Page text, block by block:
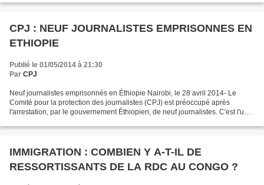
CPJ : NEUF JOURNALISTES EMPRISONNES EN
ETHIOPIE
Publié le 01/05/2014 à 21:30
Par CPJ
Neuf journalistes emprisonnés en Éthiopie Nairobi, le 28 avril 2014- Le
Comité pour la protection des journalistes (CPJ) est préoccupé après
l'arrestation, par le gouvernement Éthiopien, de neuf journalistes. C'est l'une
IMMIGRATION : COMBIEN Y A-T-IL DE
RESSORTISSANTS DE LA RDC AU CONGO ?